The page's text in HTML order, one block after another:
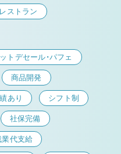
ストラン
トデセール・パフェ
商品開発
あり シフト制
社保完備
業代支給